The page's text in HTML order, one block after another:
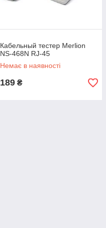
Кабельный тестер Merlion
NS-468N RJ-45
Немає в наявності
189 ₴